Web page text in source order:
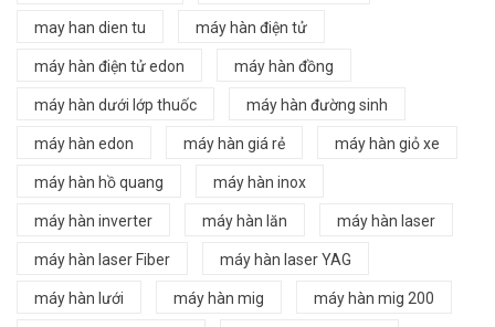
may han dien tu máy hàn điện tử
máy hàn điện tử edon máy hàn đồng
máy hàn dưới lớp thuốc máy hàn đường sinh
máy hàn edon máy hàn giá rẻ máy hàn giỏ xe
máy hàn hồ quang máy hàn inox
máy hàn inverter máy hàn lăn máy hàn laser
máy hàn laser Fiber máy hàn laser YAG
máy hàn lưới máy hàn mig máy hàn mig 200